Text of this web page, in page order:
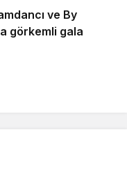
ve By
görkemli gala